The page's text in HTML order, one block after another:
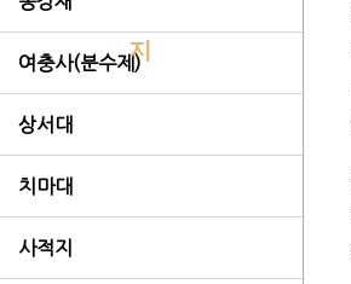
지
여충사(분수제)
상서대
치마대
사적지